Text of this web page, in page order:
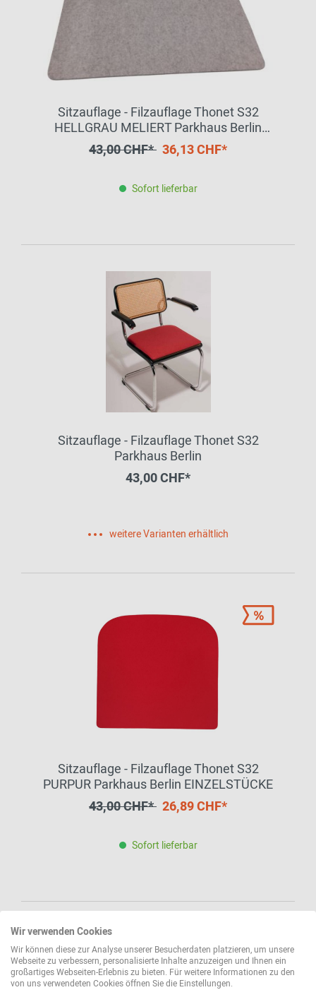
Sitzauflage - Filzauflage Thonet S32
HELLGRAU MELIERT Parkhaus Berlin
EINZELSTÜCK
43,00 CHF* 36,13 CHF*
Sofort lieferbar
Sitzauflage - Filzauflage Thonet S32
Parkhaus Berlin
43,00 CHF*
weitere Varianten erhältlich
Sitzauflage - Filzauflage Thonet S32
PURPUR Parkhaus Berlin EINZELSTÜCKE
43,00 CHF* 26,89 CHF*
Sofort lieferbar
Wir verwenden Cookies
Wir können diese zur Analyse unserer Besucherdaten platzieren, um unsere
Webseite zu verbessern, personalisierte Inhalte anzuzeigen und Ihnen ein
großartiges Webseiten-Erlebnis zu bieten. Für weitere Informationen zu den
von uns verwendeten Cookies öffnen Sie die Einstellungen.